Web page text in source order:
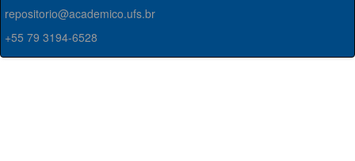
repositorio@academico.ufs.br
+55 79 3194-6528